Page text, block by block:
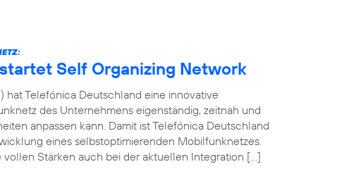
Self Organizing Network
hat Telefónica Deutschland eine innovative
des Unternehmens eigenständig, zeitnah und
anpassen kann. Damit ist Telefónica Deutschland
eines selbstoptimierenden Mobilfunknetzes.
vollen Stärken auch bei der aktuellen Integration […]